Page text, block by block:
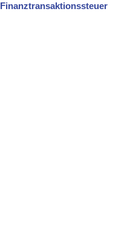
Finanztransaktionssteuer